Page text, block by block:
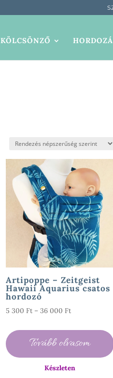
KÖLCSÖNZŐ
Artipoppe – Zeitgeist
Hawaii Aquarius csatos
hordozó
5 300 Ft – 36 000 FtÁrtartomány:
300 Ft
-
000 Ft
Tovább olvasom
Készleten